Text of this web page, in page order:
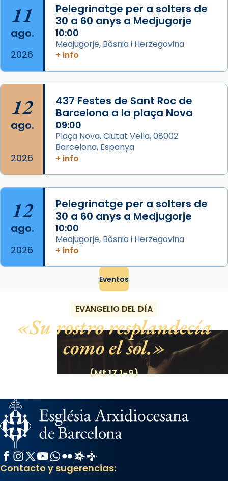
Patró de Galícia, després de les invasions
musulmanes fou venerat com a patró dels
Regnes castellans i més tard de tota
Espanya.
View on Facebook · Share
11
ago.
2026
Pelegrinatge per a solters de
30 a 60 anys a Medjugorje
10:00
Medjugorje, Bòsnia i Herzegovina
+ info
12
ago.
2026
437 Festes de Sant Roc de
Barcelona a la plaça Nova
09:00
Plaça Nova, Ciutat Vella, 08002
Barcelona, Espanya
+ info
12
ago.
2026
Pelegrinatge per a solters de
30 a 60 anys a Medjugorje
10:00
Medjugorje, Bòsnia i Herzegovina
+ info
Eventos
EVANGELIO DEL DÍA
Su rostro resplandecía
como el sol.
(Mt 17,1-9)
Facebook
Instagram
X / Twitter
YouTube
WhatsApp
FlickrRadio Estel
Catalunya Cristiana
Contacto y sugerencias: